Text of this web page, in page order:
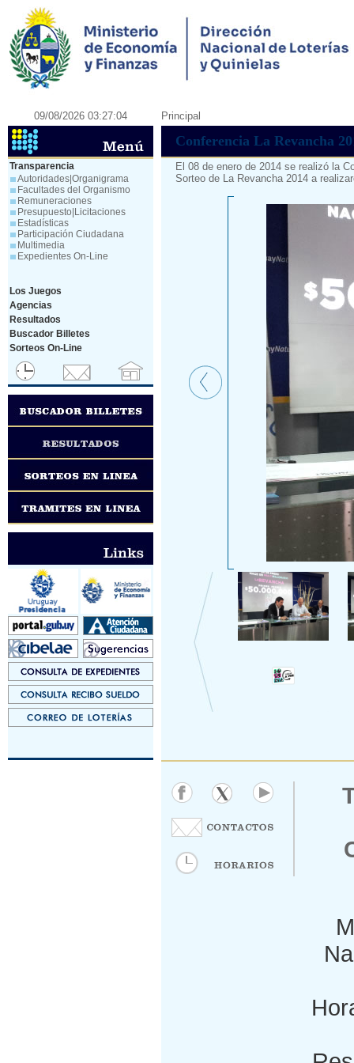
09/08/2026 03:27:04 Principal
Transparencia
Autoridades|Organigrama
Facultades del Organismo
Remuneraciones
Presupuesto|Licitaciones
Estadísticas
Participación Ciudadana
Multimedia
Expedientes On-Line
Los Juegos
Agencias
Resultados
Buscador Billetes
Sorteos On-Line
Conferencia La Revancha
El 08 de enero de 2014 se realizó la
Sorteo de La Revancha 2014 a